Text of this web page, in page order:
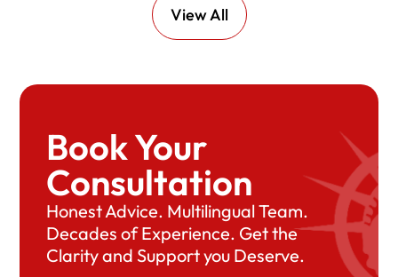
View All
Book Your
Consultation
Honest Advice. Multilingual Team.
Decades of Experience. Get the
Clarity and Support you Deserve.